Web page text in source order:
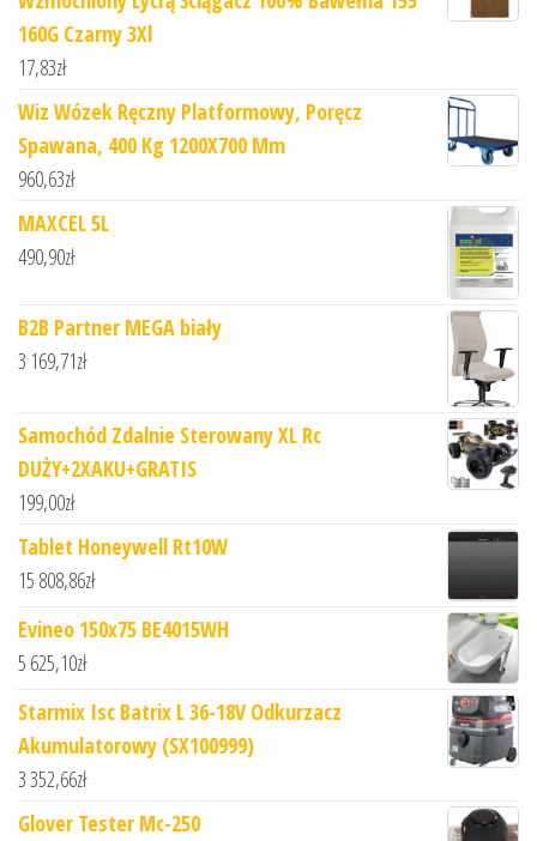
160G Czarny 3Xl
17,83zł
Wiz Wózek Ręczny Platformowy, Poręcz
Spawana, 400 Kg 1200X700 Mm
960,63zł
MAXCEL 5L
490,90zł
B2B Partner MEGA biały
3 169,71zł
Samochód Zdalnie Sterowany XL Rc
DUŻY+2XAKU+GRATIS
199,00zł
Tablet Honeywell Rt10W
15 808,86zł
Evineo 150x75 BE4015WH
5 625,10zł
Starmix Isc Batrix L 36-18V Odkurzacz
Akumulatorowy (SX100999)
3 352,66zł
Glover Tester Mc-250